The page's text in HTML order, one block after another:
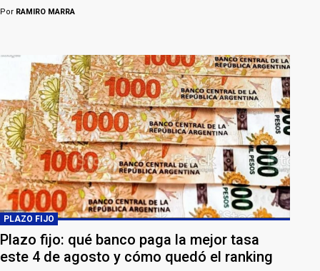
Por RAMIRO MARRA
PLAZO FIJO
Plazo fijo: qué banco paga la mejor tasa
este 4 de agosto y cómo quedó el ranking